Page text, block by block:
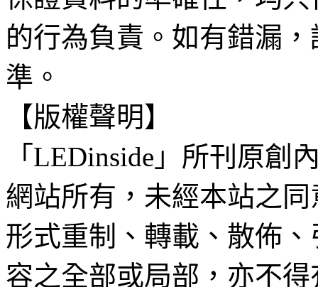
的行為負責。如有錯漏
準。
【版權聲明】
「LEDinside」所刊原創
網站所有，未經本站之
形式重制、轉載、散佈
容之全部或局部，亦不